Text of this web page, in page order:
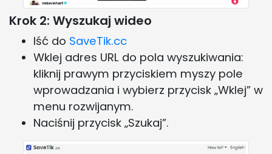
Krok 2: Wyszukaj wideo
Iść do SaveTik.cc
Wklej adres URL do pola wyszukiwania:
kliknij prawym przyciskiem myszy pole
wprowadzania i wybierz przycisk „Wklej” w
menu rozwijanym.
Naciśnij przycisk „Szukaj”.